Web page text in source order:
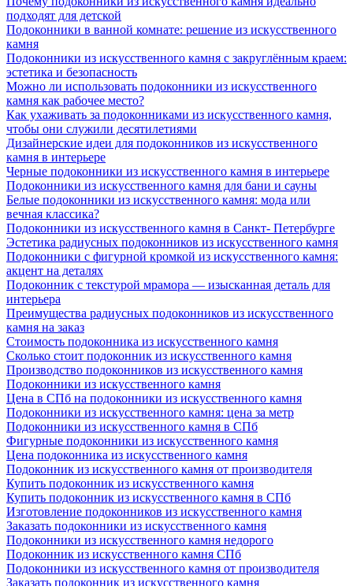
подходят для детской
Подоконники в ванной комнате: решение из искусственного
камня
Подоконники из искусственного камня с закруглённым краем:
эстетика и безопасность
Можно ли использовать подоконники из искусственного
камня как рабочее место?
Как ухаживать за подоконниками из искусственного камня,
чтобы они служили десятилетиями
Дизайнерские идеи для подоконников из искусственного
камня в интерьере
Черные подоконники из искусственного камня в интерьере
Подоконники из искусственного камня для бани и сауны
Белые подоконники из искусственного камня: мода или
вечная классика?
Подоконники из искусственного камня в Санкт- Петербурге
Эстетика радиусных подоконников из искусственного камня
Подоконники с фигурной кромкой из искусственного камня:
акцент на деталях
Подоконник с текстурой мрамора — изысканная деталь для
интерьера
Преимущества радиусных подоконников из искусственного
камня на заказ
Стоимость подоконника из искусственного камня
Сколько стоит подоконник из искусственного камня
Производство подоконников из искусственного камня
Подоконники из искусственного камня
Цена в СПб на подоконники из искусственного камня
Подоконники из искусственного камня: цена за метр
Подоконники из искусственного камня в СПб
Фигурные подоконники из искусственного камня
Цена подоконника из искусственного камня
Подоконник из искусственного камня от производителя
Купить подоконник из искусственного камня
Купить подоконник из искусственного камня в СПб
Изготовление подоконников из искусственного камня
Заказать подоконники из искусственного камня
Подоконники из искусственного камня недорого
Подоконник из искусственного камня СПб
Подоконники из искусственного камня от производителя
Заказать подоконник из искусственного камня